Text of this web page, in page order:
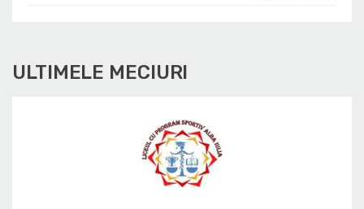
ULTIMELE MECIURI